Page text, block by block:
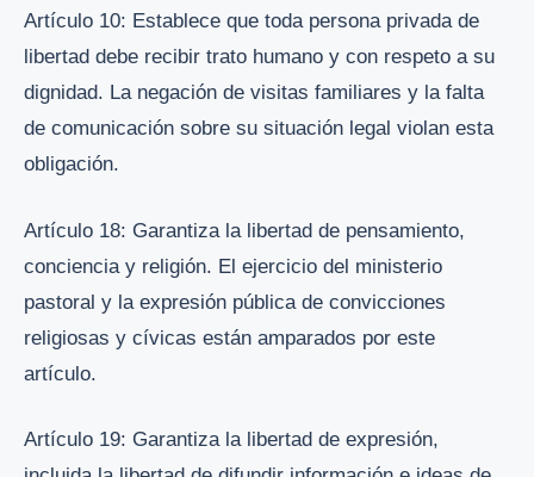
Artículo 10: Establece que toda persona privada de
libertad debe recibir trato humano y con respeto a su
dignidad. La negación de visitas familiares y la falta
de comunicación sobre su situación legal violan esta
obligación.
Artículo 18: Garantiza la libertad de pensamiento,
conciencia y religión. El ejercicio del ministerio
pastoral y la expresión pública de convicciones
religiosas y cívicas están amparados por este
artículo.
Artículo 19: Garantiza la libertad de expresión,